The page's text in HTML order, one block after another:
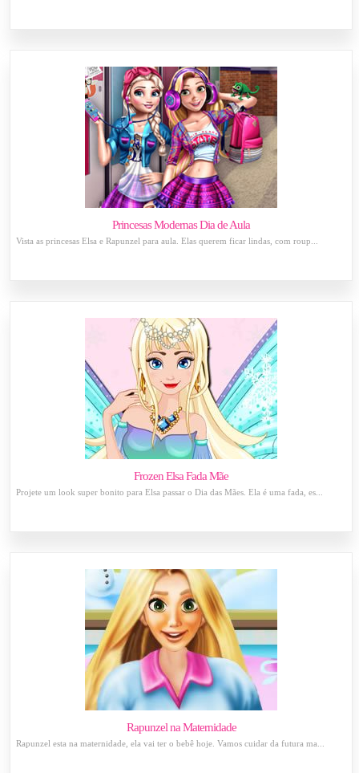
Princesas Modernas Dia de Aula
Vista as princesas Elsa e Rapunzel para aula. Elas querem ficar lindas, com roup...
Frozen Elsa Fada Mãe
Projete um look super bonito para Elsa passar o Dia das Mães. Ela é uma fada, es...
Rapunzel na Maternidade
Rapunzel esta na maternidade, ela vai ter o bebê hoje. Vamos cuidar da futura ma...